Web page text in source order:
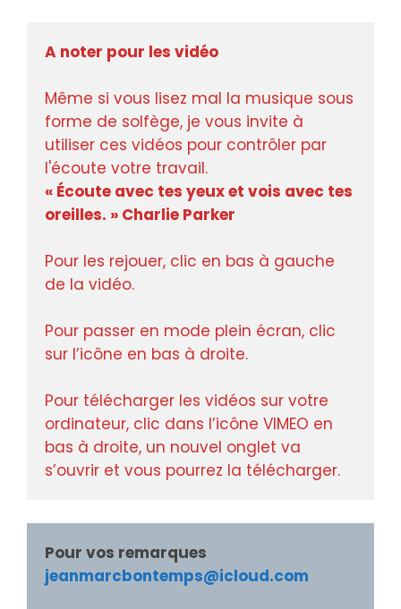
A noter pour les vidéo
Même si vous lisez mal la musique sous
forme de solfège, je vous invite à
utiliser ces vidéos pour contrôler par
« Écoute avec tes yeux et vois avec tes
oreilles. » Charlie Parker
Pour les rejouer, clic en bas à gauche
de la vidéo.
Pour passer en mode plein écran, clic
sur l’icône en bas à droite.
Pour télécharger les vidéos sur votre
ordinateur, clic dans l’icône VIMEO en
bas à droite, un nouvel onglet va
s’ouvrir et vous pourrez la télécharger.
Pour vos remarques
jeanmarcbontemps@icloud.com